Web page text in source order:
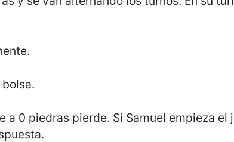
a 0 piedras pierde. Si Samuel empieza